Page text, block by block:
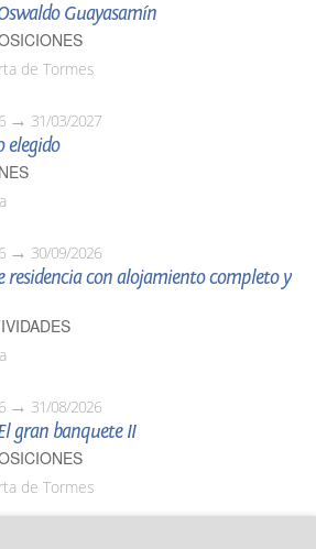
Guayasamín
de Tormes
31/03/2027
elegido
30/09/2026
residencia con alojamiento completo y
31/08/2026
gran banquete II
de Tormes